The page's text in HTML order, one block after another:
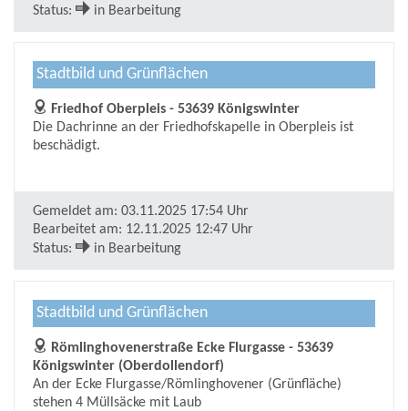
Status:
in Bearbeitung
Stadtbild und Grünflächen
Friedhof Oberpleis - 53639 Königswinter
Die Dachrinne an der Friedhofskapelle in Oberpleis ist
beschädigt.
Gemeldet am: 03.11.2025 17:54 Uhr
Bearbeitet am: 12.11.2025 12:47 Uhr
Status:
in Bearbeitung
Stadtbild und Grünflächen
Römlinghovenerstraße Ecke Flurgasse - 53639
Königswinter (Oberdollendorf)
An der Ecke Flurgasse/Römlinghovener (Grünfläche)
stehen 4 Müllsäcke mit Laub